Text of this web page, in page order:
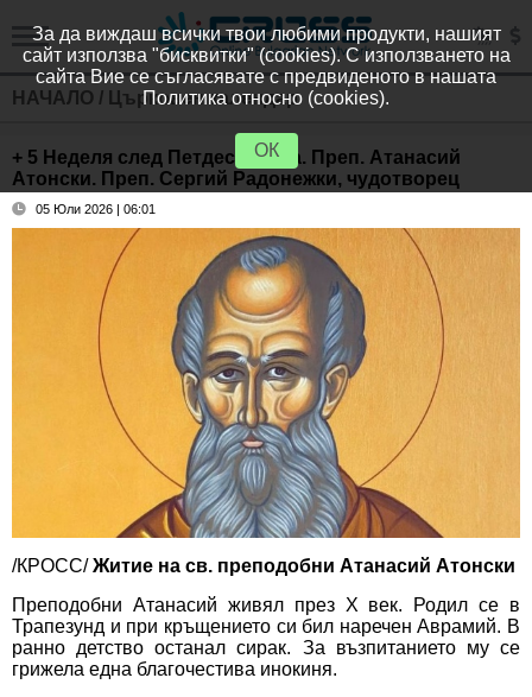
НАЧАЛО / Църковен календар
+ 5 Неделя след Петдесетница. Преп. Атанасий
Атонски. Преп. Сергий Радонежки, чудотворец
05 Юли 2026 | 06:01
/КРОСС/Житие на св. преподобни Атанасий Атонски
Преподобни Атанасий живял през Х век. Родил се в
Трапезунд и при кръщението си бил наречен Аврамий. В
ранно детство останал сирак. За възпитанието му се
грижела една благочестива инокиня.
За да виждаш всички твои любими продукти, нашият
сайт използва "бисквитки" (cookies). С използването на
сайта Вие се съгласявате с предвиденото в нашата
Политика относно (cookies).
ОК